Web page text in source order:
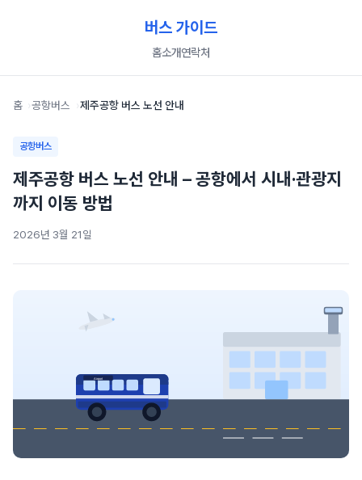
버스 가이드
홈소개연락처
홈 공항버스 제주공항 버스 노선 안내
공항버스
제주공항 버스 노선 안내 – 공항에서 시내·관광지
까지 이동 방법
2026년 3월 21일